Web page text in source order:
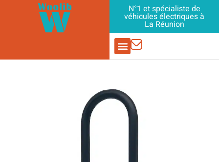
N°1 et spécialiste de
véhicules électriques à
La Réunion